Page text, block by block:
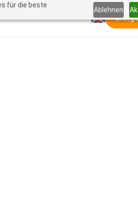
für die beste
Ablehnen